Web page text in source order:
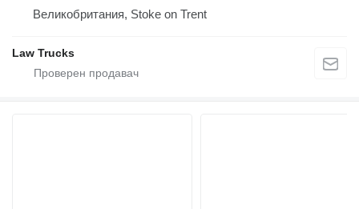
Великобритания, Stoke on Trent
Law Trucks